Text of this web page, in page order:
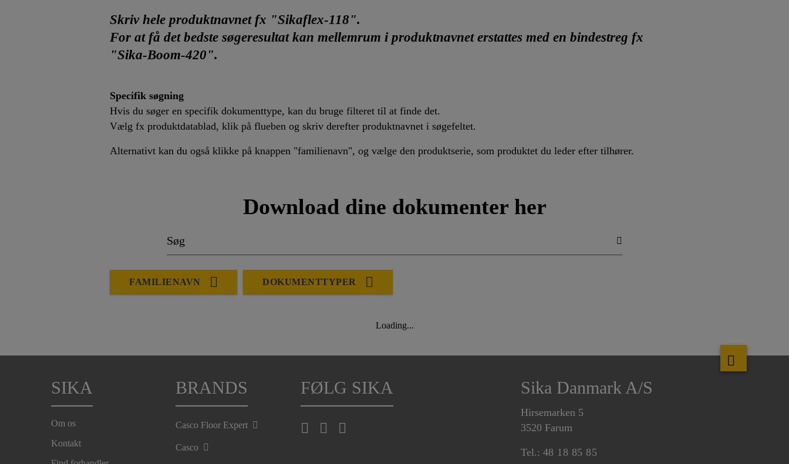
Skriv hele produktnavnet fx "Sikaflex-118".
For at få det bedste søgeresultat kan mellemrum i produktnavnet erstattes med en bindestreg fx
"Sika-Boom-420".
Specifik søgning
Hvis du søger en specifik dokumenttype, kan du bruge filteret til at finde det.
Vælg fx produktdatablad, klik på flueben og skriv derefter produktnavnet i søgefeltet.
Alternativt kan du også klikke på knappen "familienavn", og vælge den produktserie, som produktet du leder efter tilhører.
Download dine dokumenter her
FAMILIENAVN DOKUMENTTYPER
Loading...
SIKA
Om os
Kontakt
BRANDS
Casco Floor Expert
Casco
FØLG SIKA Sika Danmark A/S
Hirsemarken 5
3520 Farum
Tel.: 48 18 85 85